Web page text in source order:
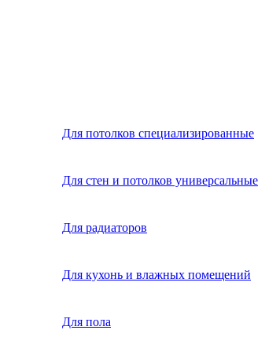
Для потолков специализированные
Для стен и потолков универсальные
Для радиаторов
Для кухонь и влажных помещений
Для пола